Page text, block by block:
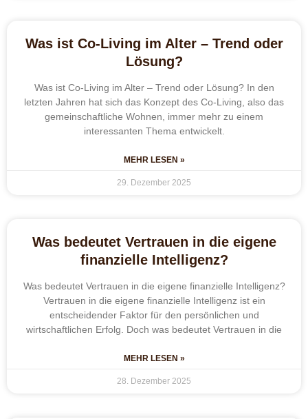
Was ist Co-Living im Alter – Trend oder
Lösung?
Was ist Co-Living im Alter – Trend oder Lösung? In den
letzten Jahren hat sich das Konzept des Co-Living, also das
gemeinschaftliche Wohnen, immer mehr zu einem
interessanten Thema entwickelt.
MEHR LESEN »
29. Dezember 2025
Was bedeutet Vertrauen in die eigene
finanzielle Intelligenz?
Was bedeutet Vertrauen in die eigene finanzielle Intelligenz?
Vertrauen in die eigene finanzielle Intelligenz ist ein
entscheidender Faktor für den persönlichen und
wirtschaftlichen Erfolg. Doch was bedeutet Vertrauen in die
MEHR LESEN »
28. Dezember 2025